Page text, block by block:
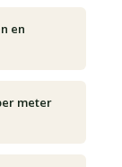
en
meter